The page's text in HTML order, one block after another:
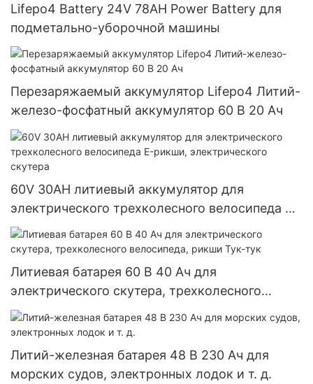
Lifepo4 Battery 24V 78AH Power Battery для
подметально-уборочной машины
Перезаряжаемый аккумулятор Lifepo4 Литий-
железо-фосфатный аккумулятор 60 В 20 Ач
60V 30AH литиевый аккумулятор для
электрического трехколесного велосипеда E-
рикши, электрического скутера
Литиевая батарея 60 В 40 Ач для
электрического скутера, трехколесного
велосипеда, рикши Тук-тук
Литий-железная батарея 48 В 230 Ач для
морских судов, электронных лодок и т. д.